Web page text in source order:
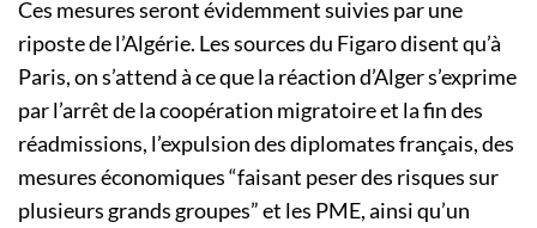
Ces mesures seront évidemment suivies par une
riposte de l’Algérie. Les sources du Figaro disent qu’à
Paris, on s’attend à ce que la réaction d’Alger s’exprime
par l’arrêt de la coopération migratoire et la fin des
réadmissions, l’expulsion des diplomates français, des
mesures économiques “faisant peser des risques sur
plusieurs grands groupes” et les PME, ainsi qu’un